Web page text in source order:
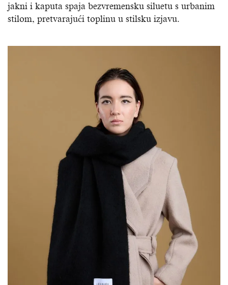
jakni i kaputa spaja bezvremensku siluetu s urbanim
stilom, pretvarajući toplinu u stilsku izjavu.